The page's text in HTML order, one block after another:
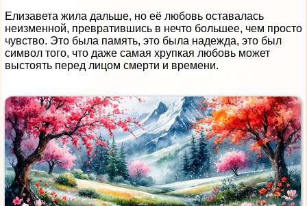
Елизавета жила дальше, но её любовь оставалась
неизменной, превратившись в нечто большее, чем просто
чувство. Это была память, это была надежда, это был
символ того, что даже самая хрупкая любовь может
выстоять перед лицом смерти и времени.